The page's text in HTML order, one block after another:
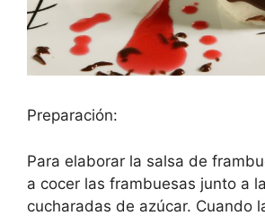
Preparación:
Para elaborar la salsa de
a cocer las frambuesas junto a
cucharadas de azúcar. Cuando